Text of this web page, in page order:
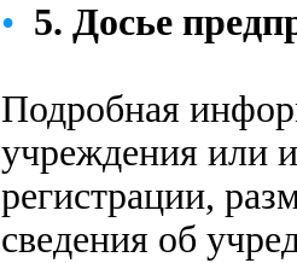
• 5. Досье
Подробная
учреждения или
регистрации,
сведения об